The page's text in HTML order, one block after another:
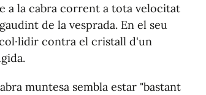
a la cabra corrent a tota velocitat
de la vesprada. En el seu
contra el cristall d'un
muntesa sembla estar "bastant